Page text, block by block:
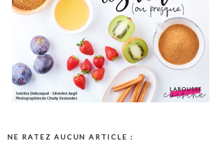
NE RATEZ AUCUN ARTICLE :